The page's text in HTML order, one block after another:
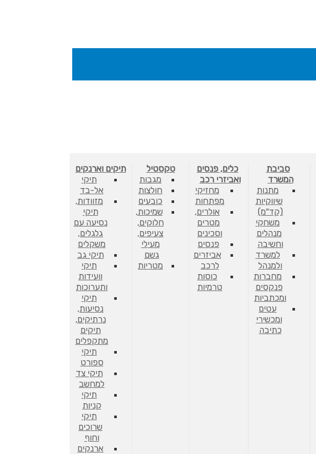
סביבת
המשרד
מתנות
שיווקיות
(קד"מ)
משחקי
מנהלים
וחשיבה
למשרד
ולמנהל
מחברות
פנקסים
ומכתביות
עטים
ומכשירי
כתיבה
כלים, פנסים
ואביזרי רכב
מחזיקי
מפתחות
אולרים,
מטרים
וסכינים
פנסים
אביזרים
לרכב
כוסות
טרמיות
טקסטיל
מגבות
חולצות
כובעים
שמיכות,
חלוקים,
צעיפים,
מעילי
גשם
מטריות
תיקים וארנקים
תיקי
אל-בד
מזוודות,
תיקי
נסיעה עם
גלגלים,
משקלים
תיקי גב
תיקי
וועידות
ותערוכות
תיקי
נסיעות,
נרתיקים,
תיקים
מתקפלים
תיקי
ספורט
תיקי צד
למחשב
תיקי
קניות
תיקי
שרוכים
וחוף
ארנקים